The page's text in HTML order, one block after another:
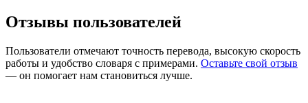
Отзывы пользователей
Пользователи отмечают точность перевода, высокую скорость
работы и удобство словаря с примерами. Оставьте свой отзыв
— он помогает нам становиться лучше.